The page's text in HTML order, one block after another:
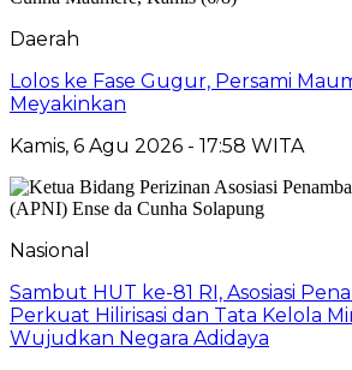
Daerah
Lolos ke Fase Gugur, Persami
Meyakinkan
Kamis, 6 Agu 2026 - 17:58 WITA
Nasional
Sambut HUT ke-81 RI, Asosiasi
Perkuat Hilirisasi dan Tata Kelola
Wujudkan Negara Adidaya